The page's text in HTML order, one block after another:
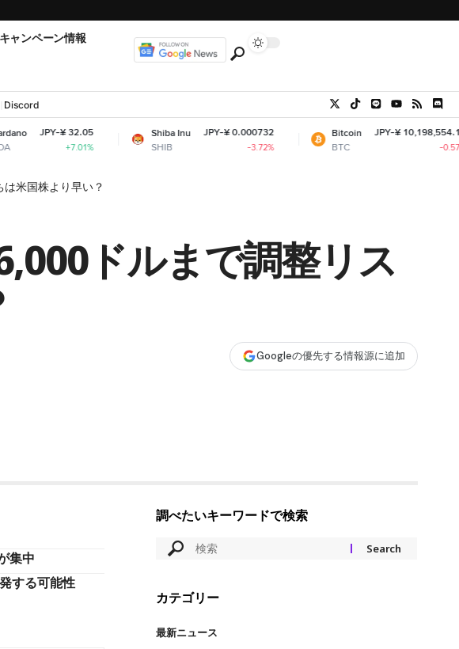
キャンペーン情報
Discord
¥ 32.05
+7.01%
Shiba Inu
SHIB
JPY-¥ 0.000732
Bitcoin
BTC
JPY-¥ 10,198,554.15
米国株より早い？
ドルまで調整リス
Googleの優先する情報源に追加
集中
する可能性
調べたいキーワードで検索
カテゴリー
最新ニュース